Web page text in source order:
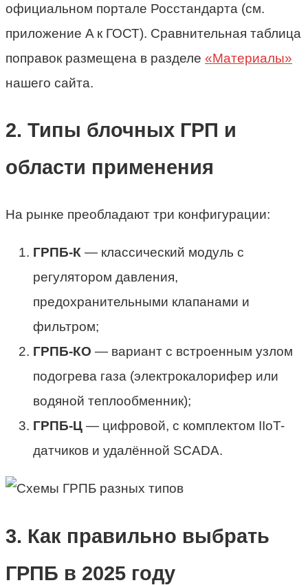
официальном портале Росстандарта (см.
приложение A к ГОСТ). Сравнительная таблица
поправок размещена в разделе «Материалы»
нашего сайта.
2. Типы блочных ГРП и
области применения
На рынке преобладают три конфигурации:
ГРПБ-К — классический модуль с
регулятором давления,
предохранительными клапанами и
фильтром;
ГРПБ-КО — вариант с встроенным узлом
подогрева газа (электрокалорифер или
водяной теплообменник);
ГРПБ-Ц — цифровой, с комплектом IIoT-
датчиков и удалённой SCADA.
3. Как правильно выбрать
ГРПБ в 2025 году